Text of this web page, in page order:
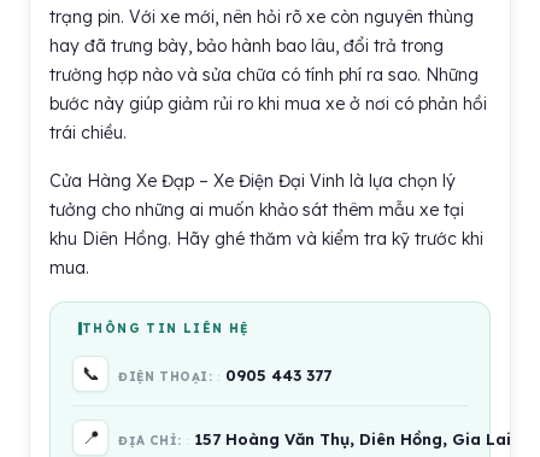
trạng pin. Với xe mới, nên hỏi rõ xe còn nguyên thùng
hay đã trưng bày, bảo hành bao lâu, đổi trả trong
trường hợp nào và sửa chữa có tính phí ra sao. Những
bước này giúp giảm rủi ro khi mua xe ở nơi có phản hồi
trái chiều.
Cửa Hàng Xe Đạp – Xe Điện Đại Vinh là lựa chọn lý
tưởng cho những ai muốn khảo sát thêm mẫu xe tại
khu Diên Hồng. Hãy ghé thăm và kiểm tra kỹ trước khi
mua.
THÔNG TIN LIÊN HỆ
📞 ĐIỆN THOẠI: 0905 443 377
📍 ĐỊA CHỈ: 157 Hoàng Văn Thụ, Diên Hồng, Gia Lai